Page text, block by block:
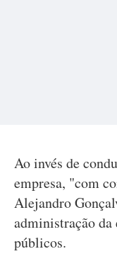
Ao invés de
empresa, "com
Alejandro
administração da
públicos.